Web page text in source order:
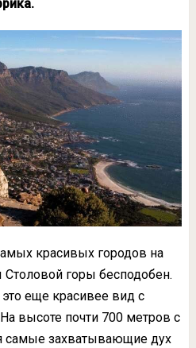
красивых городов на
горы бесподобен.
еще красивее вид с
высоте почти 700 метров с
самые захватывающие дух